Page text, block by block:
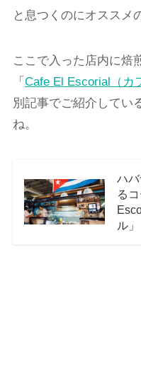
と息つくのにオススメ
ここで入った店内に焙
「 Cafe El Escorial（カ
別記事でご紹介してい
ね。
ハ
る
ル」